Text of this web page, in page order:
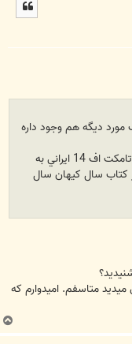
ديگه هم وجود داره
29 فروردين 1359 پرواز يک فروند هواپيماي تامکت اف 14 ايراني به
کتاب سال کيهان سال
متاسفم. امیدوارم که
ب
ا